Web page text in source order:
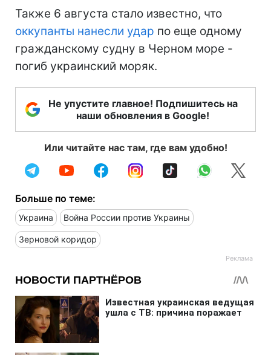
Также 6 августа стало известно, что
оккупанты нанесли удар по еще одному
гражданскому судну в Черном море -
погиб украинский моряк.
Не упустите главное! Подпишитесь на
наши обновления в Google!
Или читайте нас там, где вам удобно!
Больше по теме:
Украина Война России против Украины
Зерновой коридор